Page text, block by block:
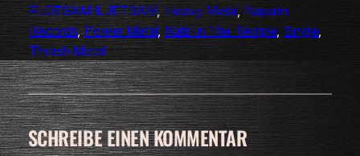
FLOTSAM & JETSAM, Heavy Metal, Napalm
Records, Power Metal, Rats In The Temple, Single
Thrash Metal
SCHREIBE EINEN KOMMENTAR